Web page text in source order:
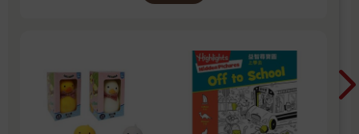
孩子一起迎接成長的過程！真是太好了！ 🎉金石
堂開學季！爸媽好輕鬆教你一站購足！文具、書
包、書套參展品全面5折起！👉文具滿777送80
元電子禮券 👉全站商品滿1200回饋4%金幣